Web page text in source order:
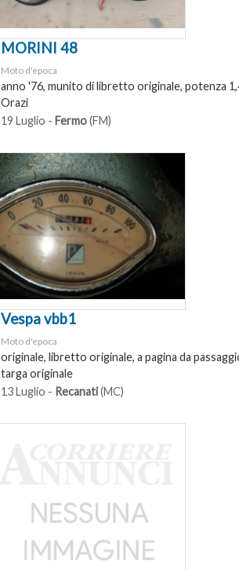
MORINI 48
Moto d'epoca
anno '76, munito di libretto originale, potenza
Orazi
19 Luglio - Fermo(FM)
Vespa vbb1
Moto d'epoca
originale, libretto originale, a pagina da
targa originale
13 Luglio - Recanati(MC)